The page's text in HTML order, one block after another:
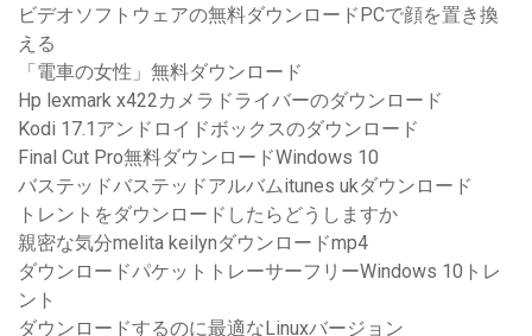
ビデオソフトウェアの無料ダウンロードPCで顔を置き換
える
「電車の女性」無料ダウンロード
Hp lexmark x422カメラドライバーのダウンロード
Kodi 17.1アンドロイドボックスのダウンロード
Final Cut Pro無料ダウンロードWindows 10
バステッドバステッドアルバムitunes ukダウンロード
トレントをダウンロードしたらどうしますか
親密な気分melita keilynダウンロードmp4
ダウンロードパケットトレーサーフリーWindows 10トレ
ント
ダウンロードするのに最適なLinuxバージョン